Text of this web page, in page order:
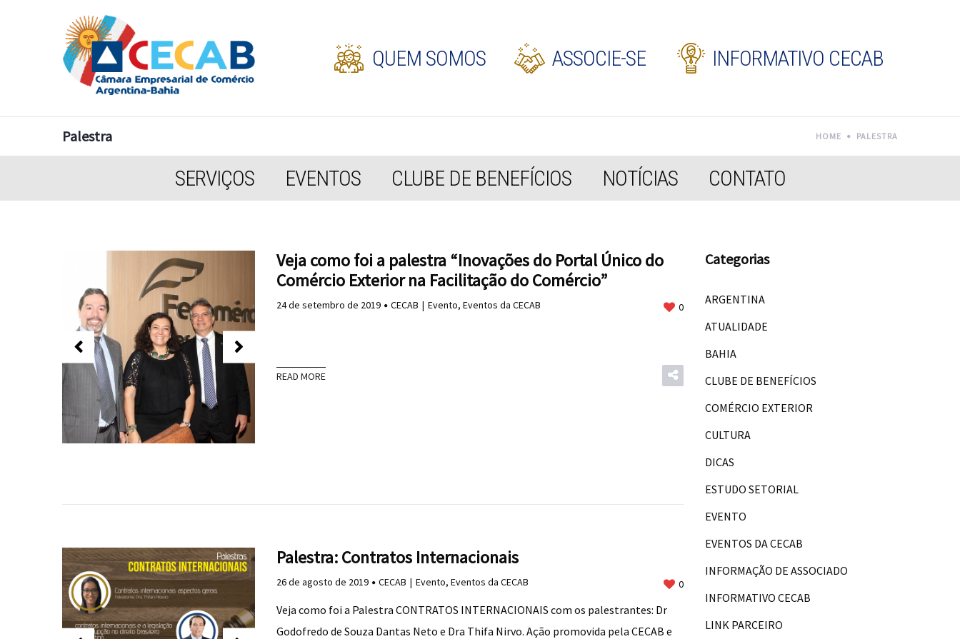
QUEM SOMOS ASSOCIE-SE INFORMATIVO CECAB
Palestra HOME PALESTRA
SERVIÇOS EVENTOS CLUBE DE BENEFÍCIOS NOTÍCIAS CONTATO
Veja como foi a palestra “Inovações do Portal Único do
Comércio Exterior na Facilitação do Comércio”
24 de setembro de 2019 CECAB Evento, Eventos da CECAB 0
READ MORE
Palestra: Contratos Internacionais
26 de agosto de 2019 CECAB Evento, Eventos da CECAB 0
Veja como foi a Palestra CONTRATOS INTERNACIONAIS com os palestrantes: Dr
Godofredo de Souza Dantas Neto e Dra Thifa Nirvo. Ação promovida pela CECAB e
Categorias
ARGENTINA
ATUALIDADE
BAHIA
CLUBE DE BENEFÍCIOS
COMÉRCIO EXTERIOR
CULTURA
DICAS
ESTUDO SETORIAL
EVENTO
EVENTOS DA CECAB
INFORMAÇÃO DE ASSOCIADO
INFORMATIVO CECAB
LINK PARCEIRO